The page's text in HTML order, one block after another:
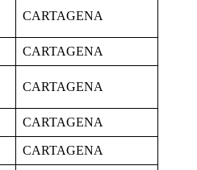
CARTAGENA
CARTAGENA
CARTAGENA
CARTAGENA
CARTAGENA